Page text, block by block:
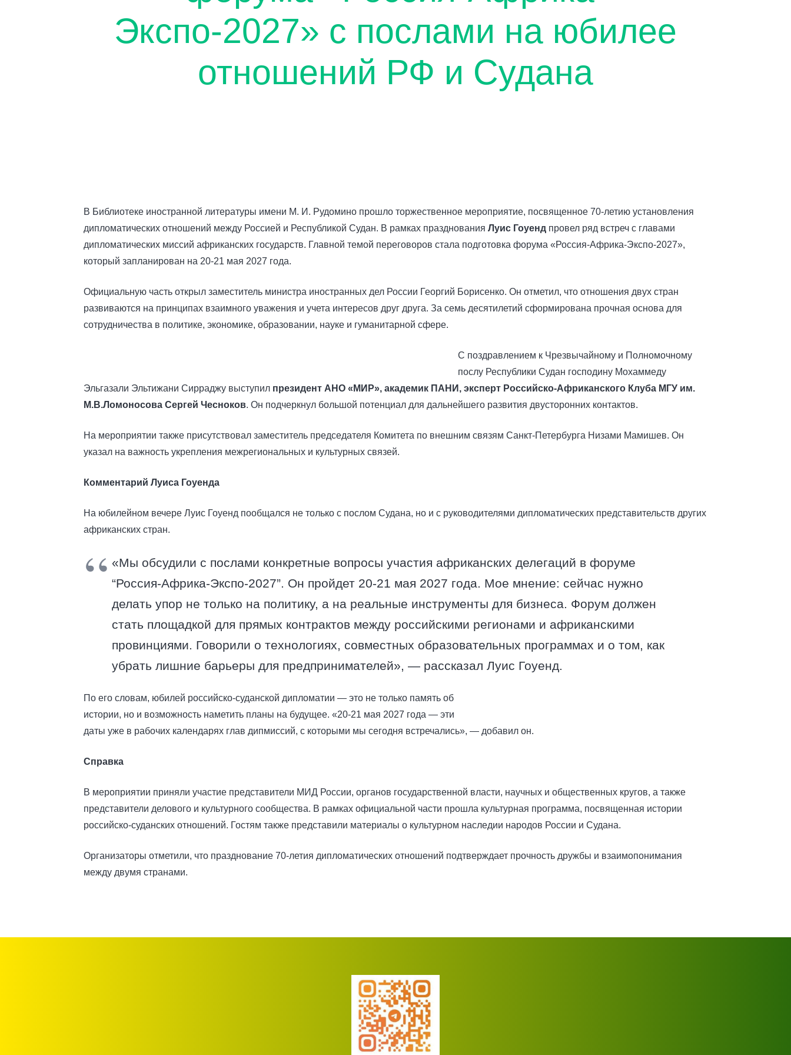
Экспо-2027» с послами на юбилее
отношений РФ и Судана
В Библиотеке иностранной литературы имени М. И. Рудомино прошло торжественное мероприятие, посвященное 70-летию установления
дипломатических отношений между Россией и Республикой Судан. В рамках празднования Луис Гоуенд провел ряд встреч с главами
дипломатических миссий африканских государств. Главной темой переговоров стала подготовка форума «Россия-Африка-Экспо-2027»,
который запланирован на 20-21 мая 2027 года.
Официальную часть открыл заместитель министра иностранных дел России Георгий Борисенко. Он отметил, что отношения двух стран
развиваются на принципах взаимного уважения и учета интересов друг друга. За семь десятилетий сформирована прочная основа для
сотрудничества в политике, экономике, образовании, науке и гуманитарной сфере.
С поздравлением к Чрезвычайному и Полномочному
послу Республики Судан господину Мохаммеду
Эльгазали Эльтижани Сирраджу выступил президент АНО «МИР», академик ПАНИ, эксперт Российско-Африканского Клуба МГУ им.
М.В.Ломоносова Сергей Чесноков. Он подчеркнул большой потенциал для дальнейшего развития двусторонних контактов.
На мероприятии также присутствовал заместитель председателя Комитета по внешним связям Санкт-Петербурга Низами Мамишев. Он
указал на важность укрепления межрегиональных и культурных связей.
Комментарий Луиса Гоуенда
На юбилейном вечере Луис Гоуенд пообщался не только с послом Судана, но и с руководителями дипломатических представительств других
африканских стран.
«Мы обсудили с послами конкретные вопросы участия африканских делегаций в форуме
“Россия-Африка-Экспо-2027”. Он пройдет 20-21 мая 2027 года. Мое мнение: сейчас нужно
делать упор не только на политику, а на реальные инструменты для бизнеса. Форум должен
стать площадкой для прямых контрактов между российскими регионами и африканскими
провинциями. Говорили о технологиях, совместных образовательных программах и о том, как
убрать лишние барьеры для предпринимателей», — рассказал Луис Гоуенд.
По его словам, юбилей российско-суданской дипломатии — это не только память об
истории, но и возможность наметить планы на будущее. «20-21 мая 2027 года — эти
даты уже в рабочих календарях глав дипмиссий, с которыми мы сегодня встречались», — добавил он.
Справка
В мероприятии приняли участие представители МИД России, органов государственной власти, научных и общественных кругов, а также
представители делового и культурного сообщества. В рамках официальной части прошла культурная программа, посвященная истории
российско-суданских отношений. Гостям также представили материалы о культурном наследии народов России и Судана.
Организаторы отметили, что празднование 70-летия дипломатических отношений подтверждает прочность дружбы и взаимопонимания
между двумя странами.